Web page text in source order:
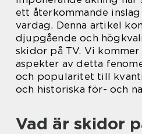
ett återkommande
vardag. Denna artikel
djupgående och
skidor på TV. Vi
aspekter av detta
och popularitet till
och historiska för- och
Vad är skidor